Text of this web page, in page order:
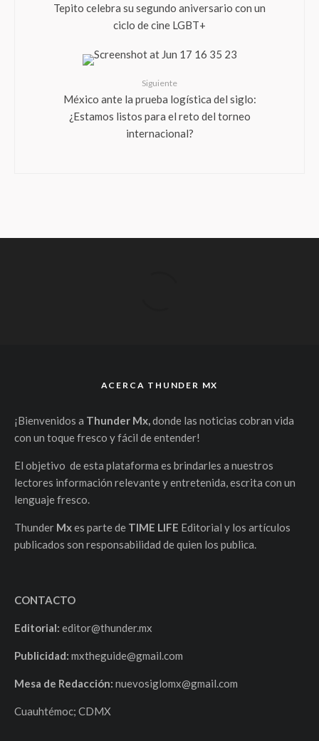
Tepito celebra su segundo aniversario con un
ciclo de cine LGBT+
Siguiente
México ante la prueba logística del siglo:
¿Estamos listos para el reto del torneo
internacional?
ACERCA THUNDER MX
¡Bienvenidos a Thunder Mx,donde las noticias cobran vida
con un toque fresco y fácil de entender!
El objetivo de esta plataforma es brindarles a nuestros
lectores información relevante y entretenida, escrita con un
lenguaje fresco.
Thunder Mxes parte de TIME LIFE Editorial y los artículos
publicados son responsabilidad de quien los publica.
CONTACTO
Editorial: editor@thunder.mx
Publicidad: mxtheguide@gmail.com
Mesa de Redacción: nuevosiglomx@gmail.com
Cuauhtémoc; CDMX